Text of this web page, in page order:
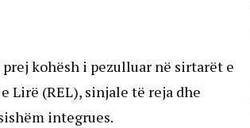
kohësh i pezulluar në sirtarët e
Lirë (REL), sinjale të reja dhe
integrues.